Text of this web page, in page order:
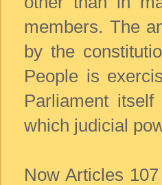
members. The
by the
People is
Parliament
which judicial
Now Articles